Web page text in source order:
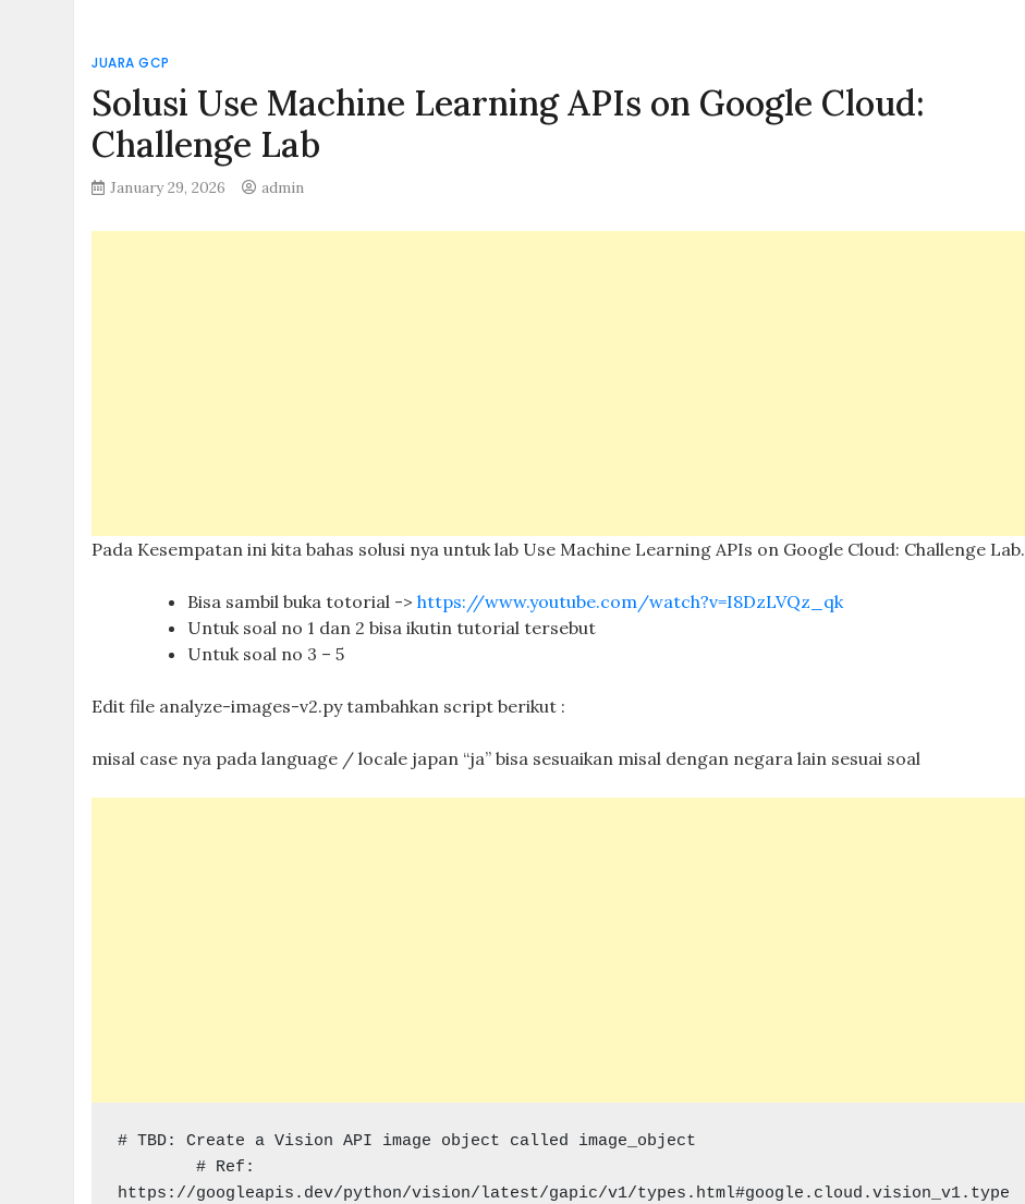
JUARA GCP
Solusi Use Machine Learning APIs on Google Cloud:
Challenge Lab
January 29, 2026 admin
Pada Kesempatan ini kita bahas solusi nya untuk lab Use Machine Learning APIs on Google Cloud: Challenge Lab.
Bisa sambil buka totorial ->https://www.youtube.com/watch?v=I8DzLVQz_qk
Untuk soal no 1 dan 2 bisa ikutin tutorial tersebut
Untuk soal no 3 – 5
Edit file analyze-images-v2.py tambahkan script berikut :
misal case nya pada language / locale japan “ja” bisa sesuaikan misal dengan negara lain sesuai soal
# TBD: Create a Vision API image object called image_object
        # Ref:
https://googleapis.dev/python/vision/latest/gapic/v1/types.html#google.cloud.vision_v1.type